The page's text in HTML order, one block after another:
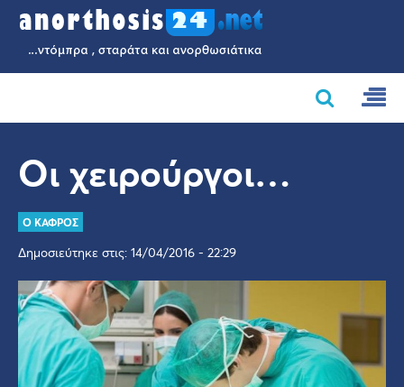
Οι χειρούργοι…
Ο ΚΑΦΡΟΣ
Δημοσιεύτηκε στις: 14/04/2016 - 22:29